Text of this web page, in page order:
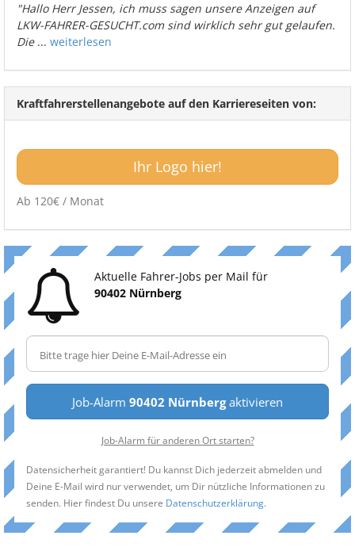
"Hallo Herr Jessen, ich muss sagen unsere Anzeigen auf
LKW-FAHRER-GESUCHT.com sind wirklich sehr gut gelaufen.
Die... weiterlesen
Kraftfahrerstellenangebote auf den Karriereseiten von:
Ihr Logo hier!
Ab 120€ / Monat
Aktuelle Fahrer-Jobs per Mail für
90402 Nürnberg
Job-Alarm 90402 Nürnbergaktivieren
Job-Alarm für anderen Ort starten?
Datensicherheit garantiert! Du kannst Dich jederzeit abmelden und
Deine E-Mail wird nur verwendet, um Dir nützliche Informationen zu
senden. Hier findest Du unsere Datenschutzerklärung.